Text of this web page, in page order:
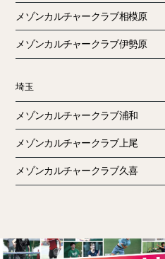
メゾンカルチャークラブ相模原
メゾンカルチャークラブ伊勢原
埼玉
メゾンカルチャークラブ浦和
メゾンカルチャークラブ上尾
メゾンカルチャークラブ久喜